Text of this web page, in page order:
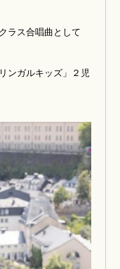
ラス合唱曲として
ンガルキッズ」２児